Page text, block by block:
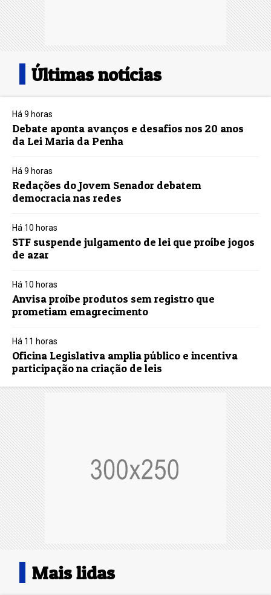
Últimas notícias
Há 9 horas
Debate aponta avanços e desafios nos 20 anos
da Lei Maria da Penha
Há 9 horas
Redações do Jovem Senador debatem
democracia nas redes
Há 10 horas
STF suspende julgamento de lei que proíbe jogos
de azar
Há 10 horas
Anvisa proíbe produtos sem registro que
prometiam emagrecimento
Há 11 horas
Oficina Legislativa amplia público e incentiva
participação na criação de leis
Mais lidas